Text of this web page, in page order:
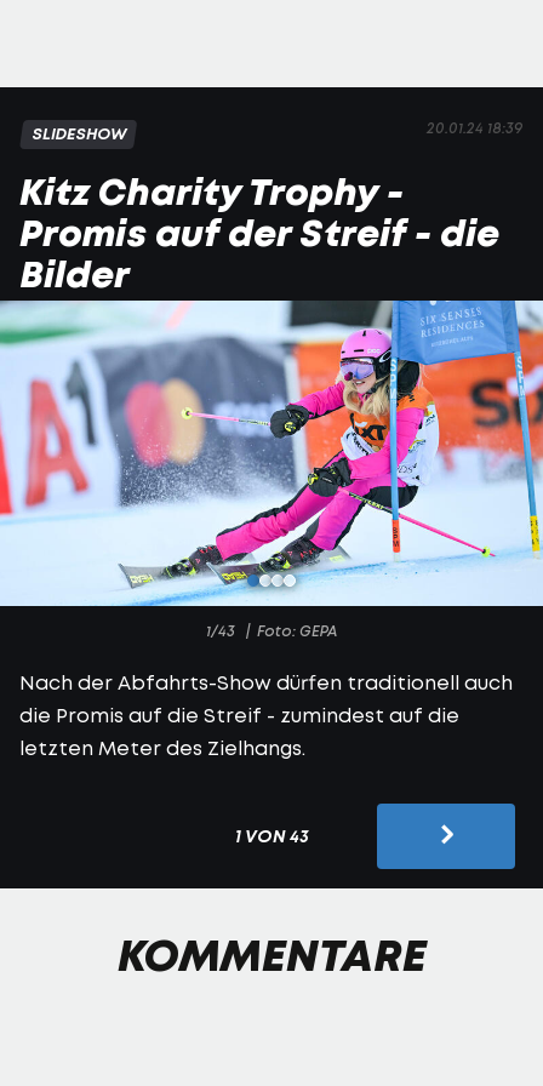
20.01.24 18:39
SLIDESHOW
Kitz Charity Trophy -
Promis auf der Streif - die
Bilder
1/43 Foto: GEPA
Nach der Abfahrts-Show dürfen traditionell auch
die Promis auf die Streif - zumindest auf die
letzten Meter des Zielhangs.
1 VON 43
KOMMENTARE